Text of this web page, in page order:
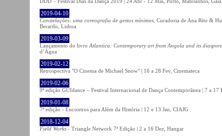
2019-04-10
Constelações: uma coreografia de gestos mínimos , Curadoria de Ana Rito &
Berardo, Lisboa
2019-03-09
Lançamento do livro Atlantica: Contemporary art from Angola and its
d’Água
2019-02-12
Retrospectiva "O Cinema de Michael Snow" | 16 a 28 Fev, Cinemateca
2019-02-06
9ª edição GUIdance – Festival Internacional de Dança Contemporânea | 7 a 17
2019-01-08
7ª edição - Encontros para Além da História | 12 e 13 Jan, CIAJG
2018-12-04
Field Works - Triangle Network 7ª Edição | 2 a 16 Dez, Hangar